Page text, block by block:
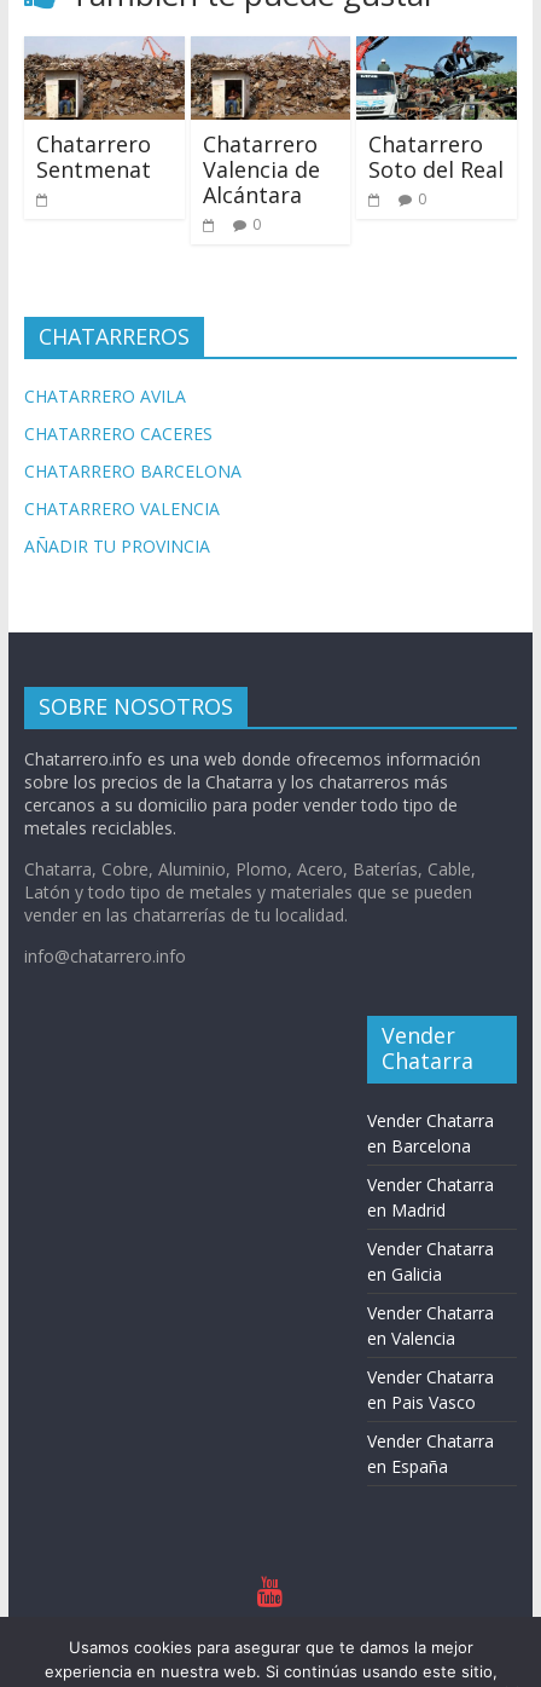
Chatarrero
Sentmenat
Chatarrero
Valencia de
Alcántara
0
Chatarrero
Soto del Real
0
CHATARREROS
CHATARRERO AVILA
CHATARRERO CACERES
CHATARRERO BARCELONA
CHATARRERO VALENCIA
AÑADIR TU PROVINCIA
SOBRE NOSOTROS
Chatarrero.info es una web donde ofrecemos información
sobre los precios de la Chatarra y los chatarreros más
cercanos a su domicilio para poder vender todo tipo de
metales reciclables.
Chatarra, Cobre, Aluminio, Plomo, Acero, Baterías, Cable,
Latón y todo tipo de metales y materiales que se pueden
vender en las chatarrerías de tu localidad.
info@chatarrero.info
Vender
Chatarra
Vender Chatarra
en Barcelona
Vender Chatarra
en Madrid
Vender Chatarra
en Galicia
Vender Chatarra
en Valencia
Vender Chatarra
en Pais Vasco
Vender Chatarra
en España
derechos reservados.
Usamos cookies para asegurar que te damos la mejor
experiencia en nuestra web. Si continúas usando este sitio,